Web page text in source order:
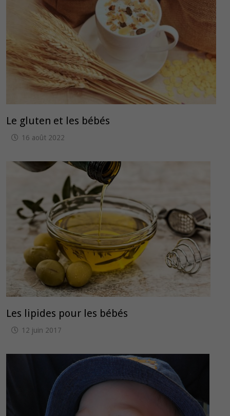
Le gluten et les bébés
16 août 2022
Les lipides pour les bébés
12 juin 2017